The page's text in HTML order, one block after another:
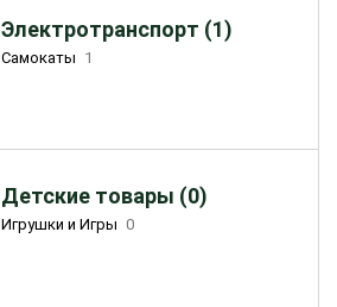
Электротранспорт (1)
Самокаты 1
Детские товары (0)
Игрушки и Игры 0